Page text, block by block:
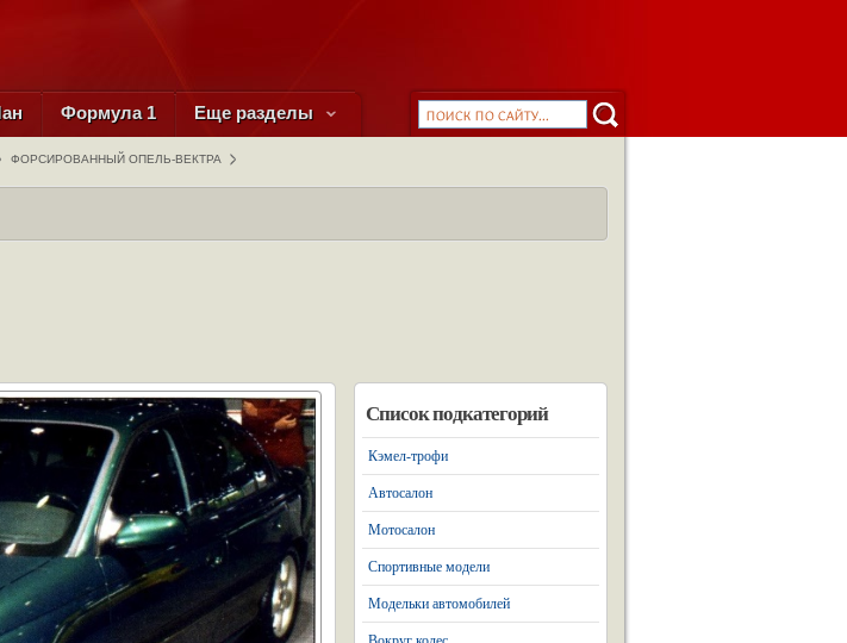
Формула 1 Еще разделы
ФОРСИРОВАННЫЙ ОПЕЛЬ-ВЕКТРА
Список подкатегорий
Кэмел-трофи
Автосалон
Мотосалон
Спортивные модели
Модельки автомобилей